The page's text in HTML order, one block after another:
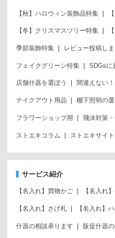
【秋】ハロウィン装飾品特集
【冬】クリスマスツリー特集
季節装飾特集 レビュー投稿し
フェイクグリーン特集 SDGsに
店舗什器を選ぼう 間違えない
テイクアウト用品 棚下照明の
フラワーショップ用 飛沫対策
ストエキコラム ストエキサイ
サービス紹介
【名入れ】買物かご 【名入れ
【名入れ】さげ札 【名入れ】
什器の相談承ります 販促什器